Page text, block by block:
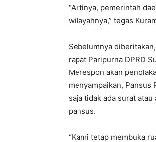
‎“Artinya, pemerintah
wilayahnya,” tegas
Sebelumnya
rapat Paripurna DPRD
Merespon akan
menyampaikan, Pansus
saja tidak ada surat
pansus.
“Kami tetap membuka